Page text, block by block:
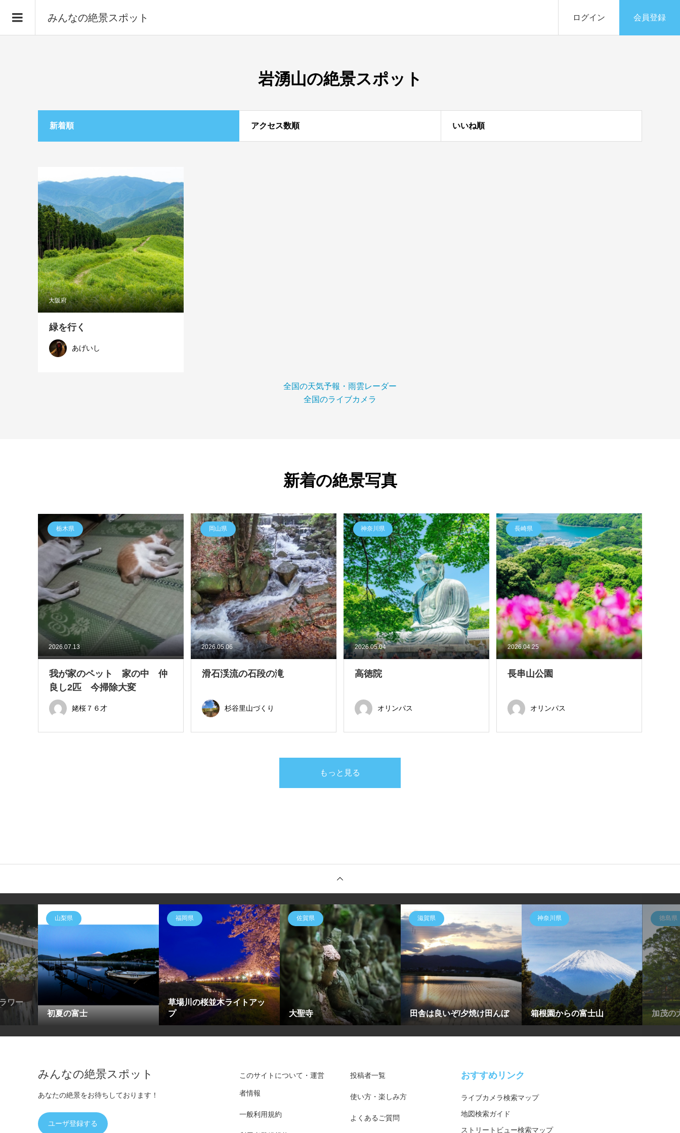
みんなの絶景スポット ログイン 会員登録
岩湧山の絶景スポット
新着順 アクセス数順 いいね順
大阪府
緑を行く
あげいし
全国の天気予報・雨雲レーダー
全国のライブカメラ
新着の絶景写真
2026.07.13
栃木県
我が家のペット 家の中 仲
良し2匹 今掃除大変
姥桜７６才
2026.05.06
岡山県
滑石渓流の石段の滝
杉谷里山づくり
2026.05.04
神奈川県
高徳院
オリンパス
2026.04.25
長崎県
長串山公園
オリンパス
もっと見る
ワー
山梨県
初夏の富士
福岡県
草場川の桜並木ライトアッ
プ
佐賀県
大聖寺
滋賀県
田舎は良いぞ/夕焼け田んぼ
神奈川県
箱根園からの富士山
徳島県
加茂の
みんなの絶景スポット
あなたの絶景をお待ちしております！
ユーザ登録する
このサイトについて・運営
者情報
一般利用規約
投稿者一覧
使い方・楽しみ方
よくあるご質問
おすすめリンク
ライブカメラ検索マップ
地図検索ガイド
ストリートビュー検索マップ